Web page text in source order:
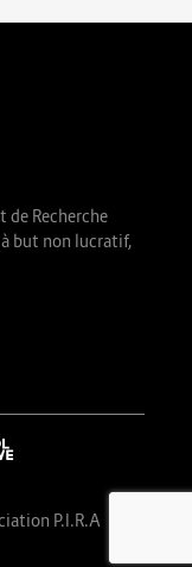
de Recherche
but non lucratif,
P.I.R.A